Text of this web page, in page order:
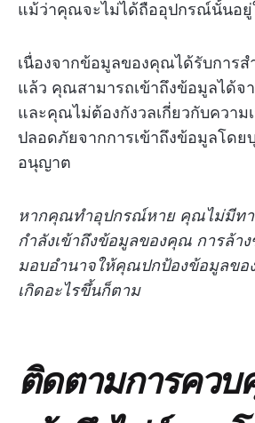
แม้ว่าคุณจะไม่ได้ถืออุปกรณ์นั้นอยู่
เนื่องจากข้อมูลของคุณได้รับการส
แล้ว คุณสามารถเข้าถึงข้อมูลได้จ
และคุณไม่ต้องกังวลเกี่ยวกับความ
ปลอดภัยจากการเข้าถึงข้อมูลโดย
อนุญาต
หากคุณทำอุปกรณ์หาย คุณไม่มีทา
กำลังเข้าถึงข้อมูลของคุณ การล้า
มอบอำนาจให้คุณปกป้องข้อมูลขอ
เกิดอะไรขึ้นก็ตาม
ติดตามการควบ